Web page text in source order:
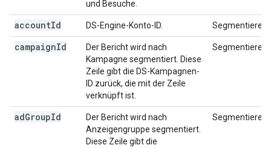
und Besuche.
accountId DS-Engine-Konto-ID. Segmentieren
campaignId
Der Bericht wird nach
Kampagne segmentiert. Diese
Zeile gibt die DS-Kampagnen-
ID zurück, die mit der Zeile
verknüpft ist.
Segmentieren
adGroupId
Der Bericht wird nach
Anzeigengruppe segmentiert.
Diese Zeile gibt die
Segmentieren